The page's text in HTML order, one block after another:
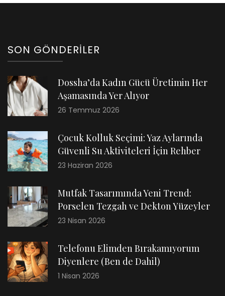
SON GÖNDERILER
Dossha’da Kadın Gücü Üretimin Her
Aşamasında Yer Alıyor
26 Temmuz 2026
Çocuk Kolluk Seçimi: Yaz Aylarında
Güvenli Su Aktiviteleri İçin Rehber
23 Haziran 2026
Mutfak Tasarımında Yeni Trend:
Porselen Tezgah ve Dekton Yüzeyler
23 Nisan 2026
Telefonu Elimden Bırakamıyorum
Diyenlere (Ben de Dahil)
1 Nisan 2026